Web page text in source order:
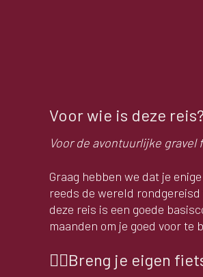
Voor wie is deze reis?
Voor de avontuurlijke
Graag hebben we dat je
reeds de wereld
deze reis is een goede
maanden om je goed voor te
🚴‍♀️Breng je eigen